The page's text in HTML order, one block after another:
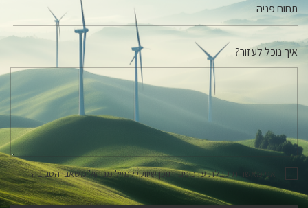
איך נוכל לעזור?
אני מאשר.ת קבלת עדכונים ותוכן שיווקי למייל מניהול משאבי הסביבה